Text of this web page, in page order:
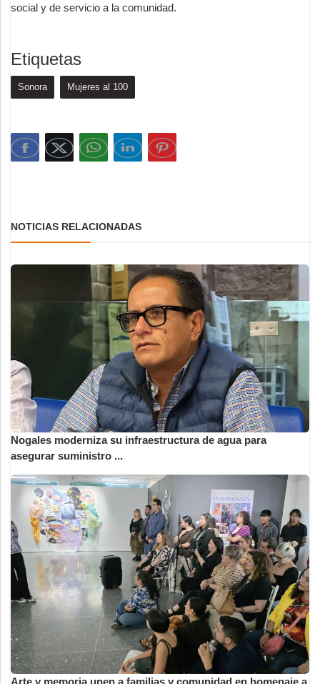
social y de servicio a la comunidad.
Etiquetas
Sonora Mujeres al 100
NOTICIAS RELACIONADAS
Nogales moderniza su infraestructura de agua para
asegurar suministro ...